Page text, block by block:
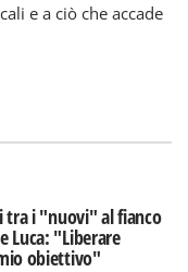
e a ciò che accade
tra i "nuovi" al fianco
Luca: "Liberare
obiettivo"